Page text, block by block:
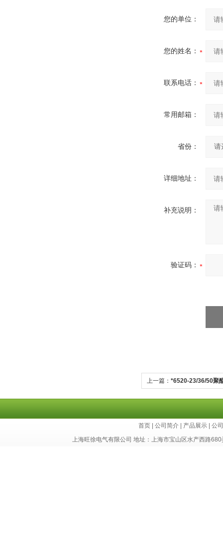
您的单位：
您的姓名：
联系电话：
常用邮箱：
省份：
详细地址：
补充说明：
验证码：
上一篇： *6520-23/36/50聚
首页 |公司简介 产品展示 |公
上海旺徐电气有限公司 地址：上海市宝山区水产西路